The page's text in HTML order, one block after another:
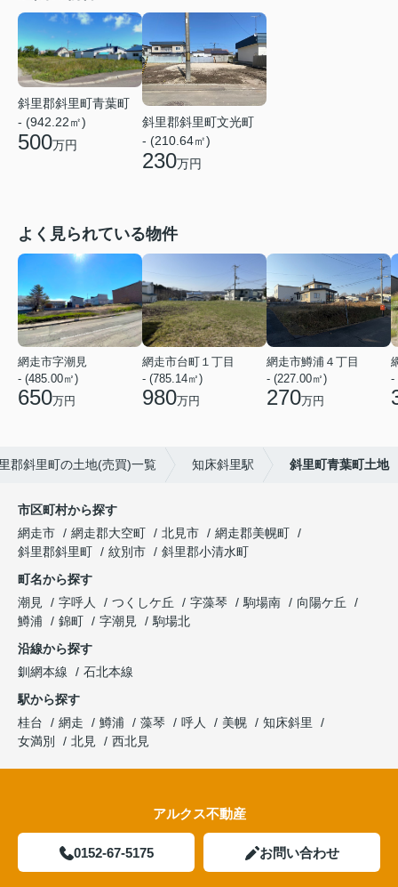
斜里郡斜里町青葉町
- (942.22㎡)
500万円
斜里郡斜里町文光町
- (210.64㎡)
230万円
よく見られている物件
網走市字潮見
- (485.00㎡)
650万円
網走市台町１丁目
- (785.14㎡)
980万円
網走市鱒浦４丁目
- (227.00㎡)
270万円
-
郡斜里町の土地(売買)一覧 知床斜里駅 斜里町青葉町土地
市区町村から探す
網走市
網走郡大空町 北見市
網走郡美幌町
斜里郡斜里町
紋別市
斜里郡小清水町
町名から探す
潮見
字呼人 つくしケ丘 字藻琴 駒場南
向陽ケ丘
鱒浦
錦町 字潮見
駒場北
沿線から探す
釧網本線
石北本線
駅から探す
桂台
網走 鱒浦 藻琴 呼人 美幌
知床斜里
女満別
北見 西北見
アルクス不動産
0152-67-5175 お問い合わせ